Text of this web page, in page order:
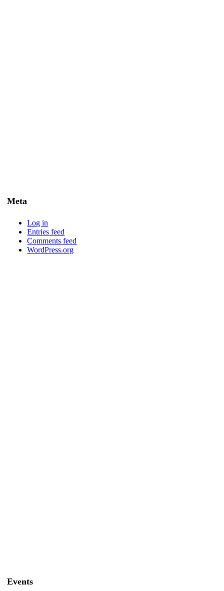
Meta
Log in
Entries feed
Comments feed
WordPress.org
Events